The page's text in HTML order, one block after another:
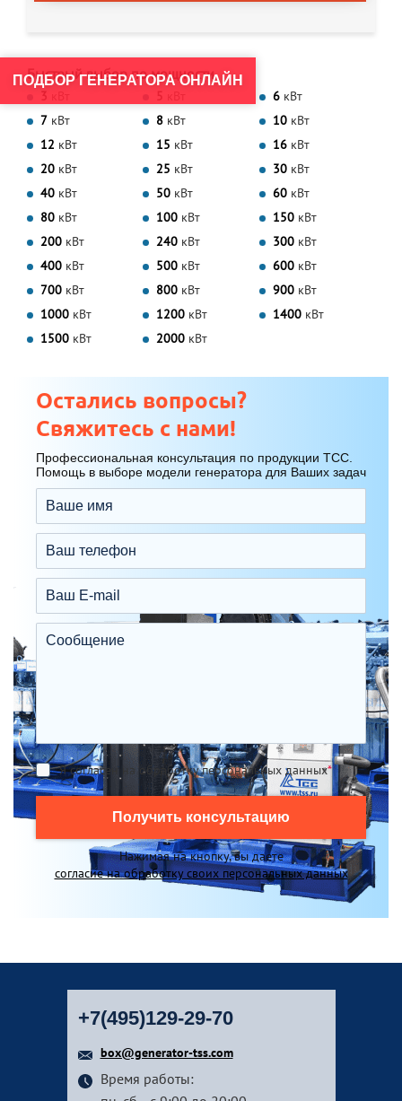
Быстрый выбор по мощности
3 5 6 кВт
7 кВт 8 кВт 10 кВт
12 кВт 15 кВт 16 кВт
20 кВт 25 кВт 30 кВт
40 кВт 50 кВт 60 кВт
80 кВт 100 кВт 150 кВт
200 кВт 240 кВт 300 кВт
400 кВт 500 кВт 600 кВт
700 кВт 800 кВт 900 кВт
1000 кВт 1200 кВт 1400 кВт
1500 кВт 2000 кВт
Остались вопросы?
Свяжитесь с нами!
Профессиональная консультация по продукции ТСС.
Помощь в выборе модели генератора для Ваших задач
Я согласен на обработку персональных данных*
Получить консультацию
Нажимая на кнопку, вы даете
согласие на обработку своих персональных данных
+7(495)129-29-70
box@generator-tss.com
Время работы:
ПОДБОР ГЕНЕРАТОРА ОНЛАЙН